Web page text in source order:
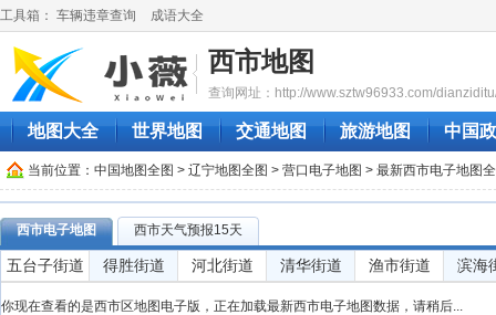
工具箱： 车辆违章查询 成语大全
西市地图
查询网址：http://www.sztw96933.com/
地图大全 世界地图 交通地图 旅游地图 中国
当前位置： 中国地图全图 > 辽宁地图全图 > 营口电子地图 > 最新西市电子地图
西市电子地图 西市天气预报15天
五台子街道 得胜街道 河北街道 清华街道 渔市街道 滨海
你现在查看的是西市区地图电子版，正在加载最新西市电子地图数据，请稍后...